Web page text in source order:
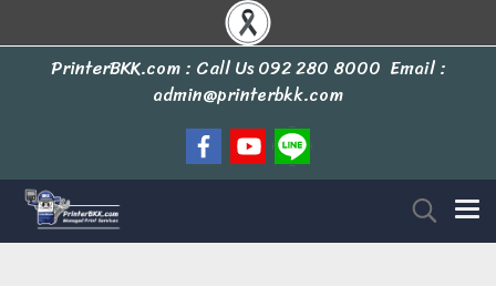
PrinterBKK.com : Call Us092 280 8000 Email :
admin@printerbkk.com